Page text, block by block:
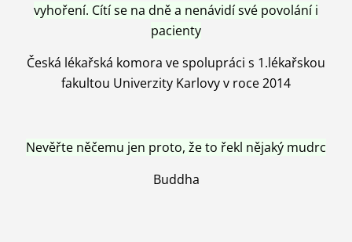
vyhoření. Cítí se na dně a nenávidí své povolání i
pacienty
Česká lékařská komora ve spolupráci s 1.lékařskou
fakultou Univerzity Karlovy v roce 2014
Nevěřte něčemu jen proto, že to řekl nějaký mudrc
Buddha